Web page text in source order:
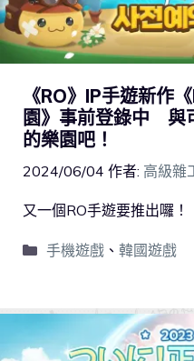
《RO》IP手遊新作
園》事前登錄中 與
的樂園吧！
2024/06/04 作者: 高級雜
又一個RO手遊要推出囉！
手機遊戲、 韓國遊戲